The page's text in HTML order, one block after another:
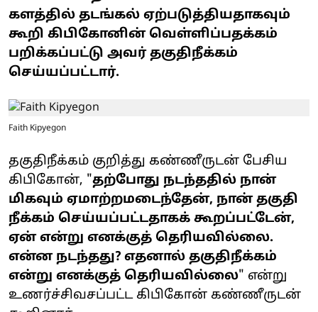
களத்தில் தடங்கல் ஏற்படுத்தியதாகவும்
கூறி கிபிகோனின் வெள்ளிப்பதக்கம்
பறிக்கப்பட்டு அவர் தகுதிநீக்கம்
செய்யப்பட்டார்.
Faith Kipyegon
தகுதிநீக்கம் குறித்து கண்ணீருடன் பேசிய
கிபிகோன், "தற்போது நடந்ததில் நான்
மிகவும் ஏமாற்றமடைந்தேன், நான் தகுதி
நீக்கம் செய்யப்பட்டதாகக் கூறப்பட்டேன்,
ஏன் என்று எனக்குத் தெரியவில்லை.
என்ன நடந்தது? எதனால் தகுதிநீக்கம்
என்று எனக்குத் தெரியவில்லை" என்று
உணர்ச்சிவசப்பட்ட கிபிகோன் கண்ணீருடன்